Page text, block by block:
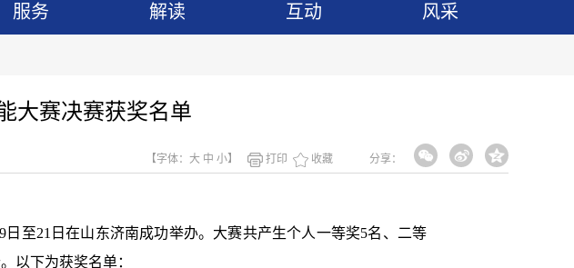
服务 解读 互动 风采
大赛决赛获奖名单
分享：
【字体： 大 中 小】 打印 收藏
至21日在山东济南成功举办。大赛共产生个人一等奖5名、二等
以下为获奖名单：